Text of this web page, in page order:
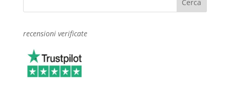
recensioni verificate